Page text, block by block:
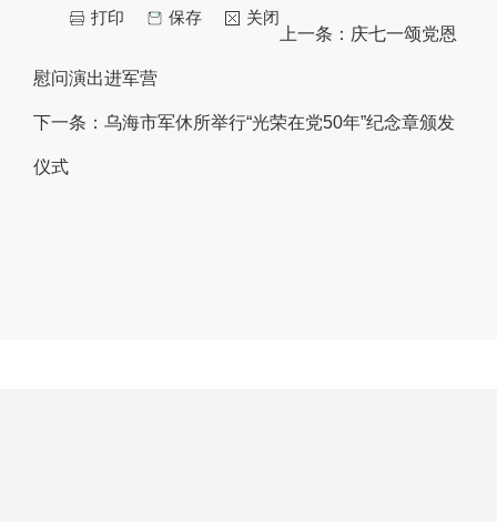
关闭
保存
打印
上一条： 庆七一颂党恩
慰问演出进军营
下一条： 乌海市军休所举行“光荣在党50年”纪念章颁发
仪式